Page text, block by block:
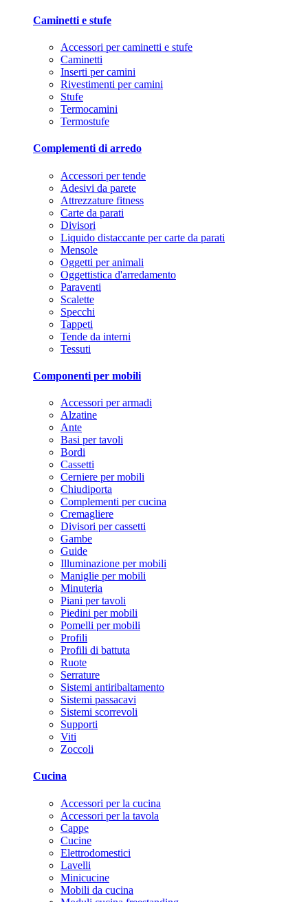
Caminetti e stufe
Accessori per caminetti e stufe
Caminetti
Inserti per camini
Rivestimenti per camini
Stufe
Termocamini
Termostufe
Complementi di arredo
Accessori per tende
Adesivi da parete
Attrezzature fitness
Carte da parati
Divisori
Liquido distaccante per carte da parati
Mensole
Oggetti per animali
Oggettistica d'arredamento
Paraventi
Scalette
Specchi
Tappeti
Tende da interni
Tessuti
Componenti per mobili
Accessori per armadi
Alzatine
Ante
Basi per tavoli
Bordi
Cassetti
Cerniere per mobili
Chiudiporta
Complementi per cucina
Cremagliere
Divisori per cassetti
Gambe
Guide
Illuminazione per mobili
Maniglie per mobili
Minuteria
Piani per tavoli
Piedini per mobili
Pomelli per mobili
Profili
Profili di battuta
Ruote
Serrature
Sistemi antiribaltamento
Sistemi passacavi
Sistemi scorrevoli
Supporti
Viti
Zoccoli
Cucina
Accessori per la cucina
Accessori per la tavola
Cappe
Cucine
Elettrodomestici
Lavelli
Minicucine
Mobili da cucina